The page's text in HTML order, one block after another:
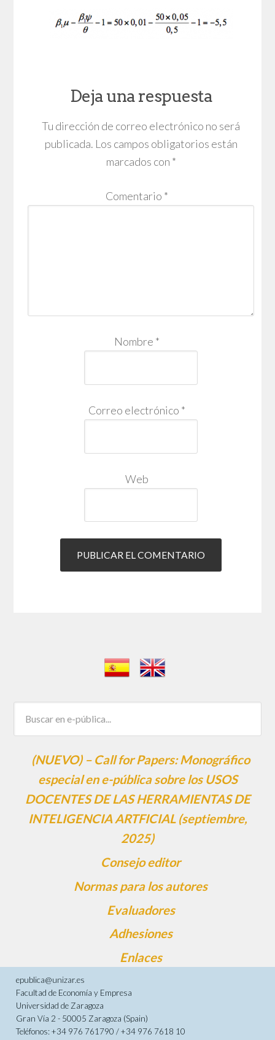
Deja una respuesta
Tu dirección de correo electrónico no será
publicada. Los campos obligatorios están
marcados con *
Comentario *
Nombre *
Correo electrónico *
Web
(NUEVO) – Call for Papers: Monográfico
especial en e-pública sobre los USOS
DOCENTES DE LAS HERRAMIENTAS DE
INTELIGENCIA ARTFICIAL (septiembre,
2025)
Consejo editor
Normas para los autores
Evaluadores
Adhesiones
Enlaces
epublica@unizar.es
Facultad de Economía y Empresa
Universidad de Zaragoza
Gran Vía 2 - 50005 Zaragoza (Spain)
Teléfonos: +34 976 761790 / +34 976 7618 10